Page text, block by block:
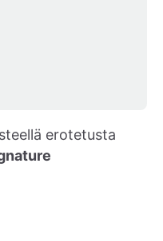
erotetusta